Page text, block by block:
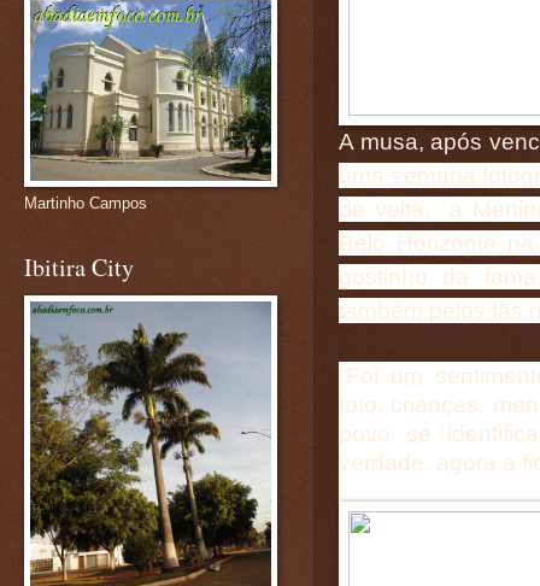
A musa, após
uma semana
de volta, a
Belo Horizonte
gostinho da
também pelos fãs
“Foi um
foto, crianças,
povo se
verdade, agora a
Martinho Campos
Ibitira City